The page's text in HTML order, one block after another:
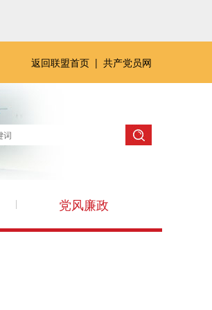
返回联盟首页 | 共产党员网
党风廉政